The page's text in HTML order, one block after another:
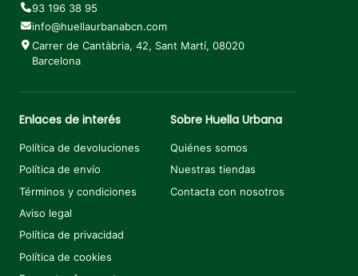
93 196 38 95
info@huellaurbanabcn.com
Carrer de Cantàbria, 42, Sant Martí, 08020
Barcelona
Enlaces de interés
Política de devoluciones
Política de envío
Términos y condiciones
Aviso legal
Política de privacidad
Política de cookies
Sobre Huella Urbana
Quiénes somos
Nuestras tiendas
Contacta con nosotros